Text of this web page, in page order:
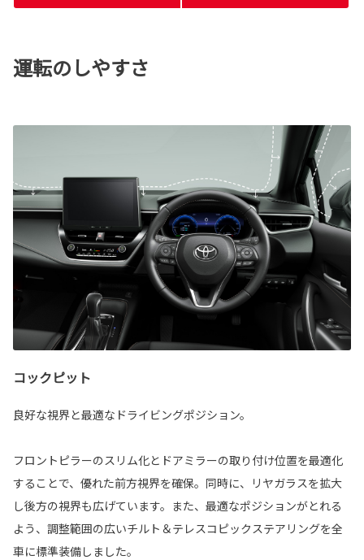
運転のしやすさ
コックピット
良好な視界と最適なドライビングポジション。
フロントピラーのスリム化とドアミラーの取り付け位置を最適化
することで、優れた前方視界を確保。同時に、リヤガラスを拡大
し後方の視界も広げています。また、最適なポジションがとれる
よう、調整範囲の広いチルト＆テレスコピックステアリングを全
車に標準装備しました。